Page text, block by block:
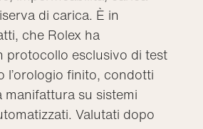
di carica. È in
che Rolex ha
protocollo esclusivo di test
l’orologio finito, condotti
manifattura su sistemi
Valutati dopo